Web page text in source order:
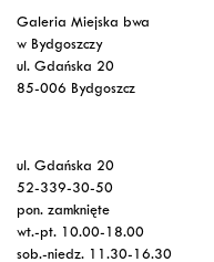
Galeria Miejska bwa
w Bydgoszczy
ul. Gdańska 20
85-006 Bydgoszcz
ul. Gdańska 20
52-339-30-50
pon. zamknięte
wt.-pt. 10.00-18.00
sob.-niedz. 11.30-16.30